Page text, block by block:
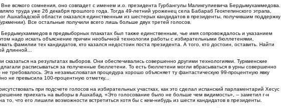
всякого сомнения, оно совпадет с именем и.о. президента Гурбангулы Маликгулиевича Бердымухаммедова.
труда уже 26 декабря прошлого года. Тогда 49-летний уроженец села Бабараб Геоктепинского этрапа,
Ашхабадской области оказался единственным из шестерых кандидатов в президенты, получившим поддержку
Все остальные получили всего лишь больше двух третей голосов.
в предвыборных плакатах был также единственным, чье имя сопровождалось и указанием
надо искать объяснение причин необычной технологии работы с избирательными бюллетенями,
фамилии тех кандидатов, кто казался недостоин поста президента. А того, кто достоин, оставить. Найти
длинной...
сказаться на результатах выборов. Они обеспечивались совершенно другими технологиями. Туркменские
расписываться за полученные бюллетени. То есть бюллетени могли вбрасываться в урны совершенно
требовалось. Эта незамысловатая процедура хорошо объясняет ту фантастическую 99-процентную явку
не превысила 100-процентную отметку...
при подсчете голосов на избирательных участках, как это сделал испанский парламентарий Хесус
приехать на выборы в Ашхабад. «Это голосование было не больше чем видимость», -- заметил г-н
то, что его лишили возможности встретиться хотя бы с кем-нибудь из шести кандидатов в президенты.